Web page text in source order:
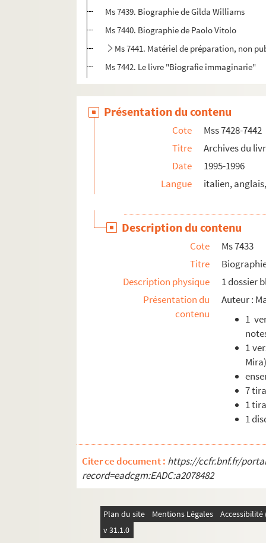
Ms 7439. Biographie de Gilda Williams
Ms 7440. Biographie de Paolo Vitolo
Ms 7441. Matériel de préparation, non
Ms 7442. Le livre "Biografie immaginarie"
Présentation du contenu
Cote
Mss 7428-7442
Titre
Archives du
Date
1995-1996
Langue
italien,
Description du contenu
Cote
Ms 7433
Titre
Description physique
1 dossier
Présentation du
contenu
Auteur :
1
1
7
1
1
Citer ce document : https://ccfr.bnf.fr/
record=eadcgm:EADC:a2078482
Plan du site Mentions Légales
v 31.1.0